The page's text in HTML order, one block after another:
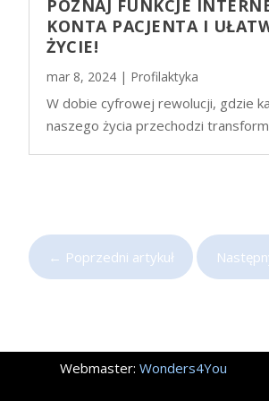
POZNAJ FUNKCJE
KONTA PACJENTA I
ŻYCIE!
mar 8, 2024 | Profilaktyka
W dobie cyfrowej rewolucji, gdzie
naszego życia przechodzi
← Poprzedni artykuł
Webmaster:Wonders4You